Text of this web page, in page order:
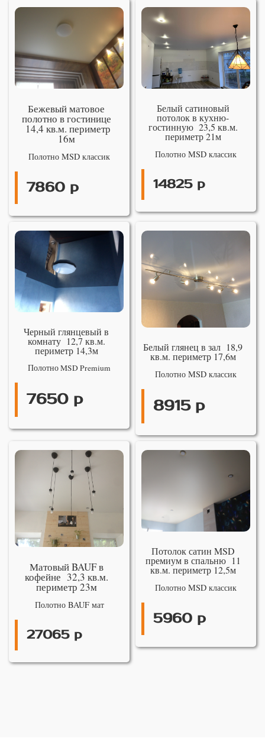
Бежевый матовое
полотно в гостинице
14,4 кв.м. периметр
16м
Полотно MSD классик
7860 р
Белый сатиновый
потолок в кухню-
гостинную 23,5 кв.м.
периметр 21м
Полотно MSD классик
14825 р
Черный глянцевый в
комнату 12,7 кв.м.
периметр 14,3м
Полотно MSD Premium
7650 р
Белый глянец в зал 18,9
кв.м. периметр 17,6м
Полотно MSD классик
8915 р
Матовый BAUF в
кофейне 32,3 кв.м.
периметр 23м
Полотно BAUF мат
27065 р
Потолок сатин MSD
премиум в спальню 11
кв.м. периметр 12,5м
Полотно MSD классик
5960 р